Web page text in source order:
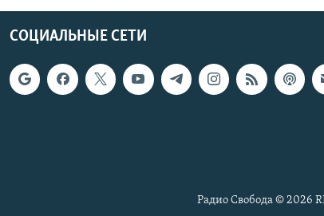
СОЦИАЛЬНЫЕ СЕТИ
Радио Свобода © 2026